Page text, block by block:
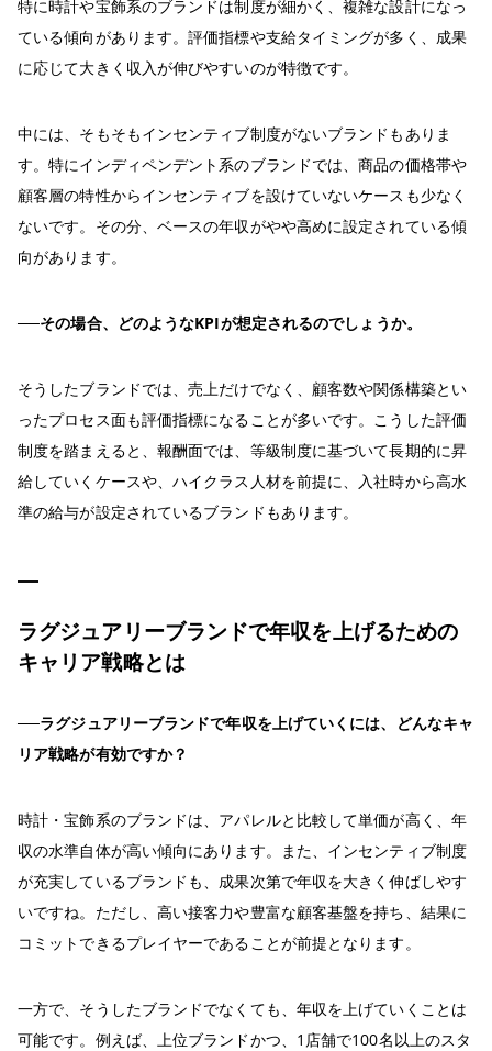
特に時計や宝飾系のブランドは制度が細かく、複雑な設計になっ
ている傾向があります。評価指標や支給タイミングが多く、成果
に応じて大きく収入が伸びやすいのが特徴です。
中には、そもそもインセンティブ制度がないブランドもありま
す。特にインディペンデント系のブランドでは、商品の価格帯や
顧客層の特性からインセンティブを設けていないケースも少なく
ないです。その分、ベースの年収がやや高めに設定されている傾
向があります。
──その場合、どのようなKPIが想定されるのでしょうか。
そうしたブランドでは、売上だけでなく、顧客数や関係構築とい
ったプロセス面も評価指標になることが多いです。こうした評価
制度を踏まえると、報酬面では、等級制度に基づいて長期的に昇
給していくケースや、ハイクラス人材を前提に、入社時から高水
準の給与が設定されているブランドもあります。
ラグジュアリーブランドで年収を上げるための
キャリア戦略とは
──ラグジュアリーブランドで年収を上げていくには、どんなキャ
リア戦略が有効ですか？
時計・宝飾系のブランドは、アパレルと比較して単価が高く、年
収の水準自体が高い傾向にあります。また、インセンティブ制度
が充実しているブランドも、成果次第で年収を大きく伸ばしやす
いですね。ただし、高い接客力や豊富な顧客基盤を持ち、結果に
コミットできるプレイヤーであることが前提となります。
一方で、そうしたブランドでなくても、年収を上げていくことは
可能です。例えば、上位ブランドかつ、1店舗で100名以上のスタ